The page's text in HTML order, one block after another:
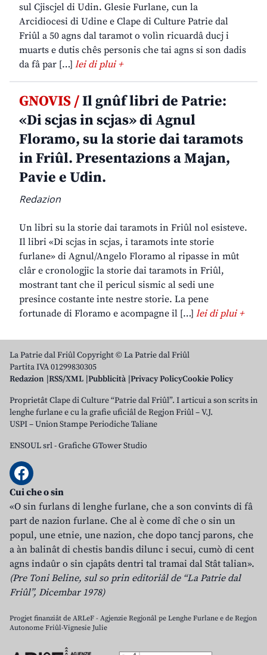
sul Cjiscjel di Udin. Glesie Furlane, cun la
Arcidiocesi di Udine e Clape di Culture Patrie dal
Friûl a 50 agns dal taramot o volìn ricuardâ ducj i
muarts e dutis chês personis che tai agns si son dadis
da fâ par […] lei di plui +
GNOVIS /Il gnûf libri de Patrie:
«Di scjas in scjas» di Agnul
Floramo, su la storie dai taramots
in Friûl. Presentazions a Majan,
Pavie e Udin.
Redazion
Un libri su la storie dai taramots in Friûl nol esisteve.
Il libri «Di scjas in scjas, i taramots inte storie
furlane» di Agnul/Angelo Floramo al ripasse in mût
clâr e cronologjic la storie dai taramots in Friûl,
mostrant tant che il pericul sismic al sedi une
presince costante inte nestre storie. La pene
fortunade di Floramo e acompagne il […] lei di plui +
La Patrie dal Friûl Copyright © La Patrie dal Friûl
Partita IVA 01299830305
Redazion RSS/XML Pubblicità Privacy PolicyCookie Policy
Proprietât Clape di Culture “Patrie dal Friûl”. I articui a son scrits in
lenghe furlane e cu la grafie uficiâl de Regjon Friûl – V.J.
USPI – Union Stampe Periodiche Taliane
ENSOUL srl-Grafiche GTower Studio
Cui che o sin
«O sin furlans di lenghe furlane, che a son convints di fâ
part de nazion furlane. Che al è come dî che o sin un
popul, une etnie, une nazion, che dopo tancj parons, che
a àn balinât di chestis bandis dilunc i secui, cumò di cent
agns indaûr o sin cjapâts dentri tal tramai dal Stât talian».
(Pre Toni Beline, sul so prin editoriâl de “La Patrie dal
Friûl”, Dicembar 1978)
Progjet finanziât de ARLeF - Agjenzie Regjonâl pe Lenghe Furlane e de Regjon
Autonome Friûl-Vignesie Julie